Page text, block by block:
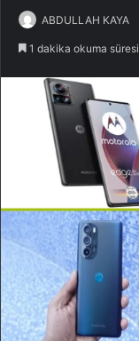
ABDULLAH KAYA
1 dakika okuma süresi